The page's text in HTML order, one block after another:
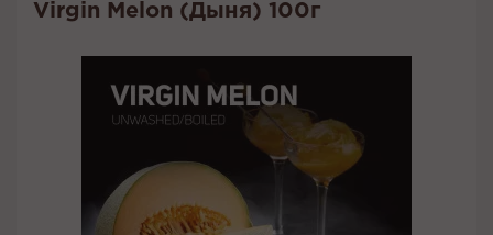
Virgin Melon (Дыня) 100г